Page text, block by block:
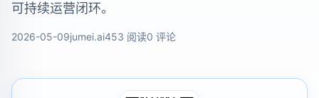
可持续运营闭环。
2026-05-09jumei.ai453 阅读0 评论